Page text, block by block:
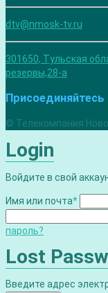
dtv@nmosk-tv.ru
301650, Тульская
резервы,28-а
© Телекомпания
Login
Войдите в свой
Имя или почта*
пароль?
Lost
Введите адрес